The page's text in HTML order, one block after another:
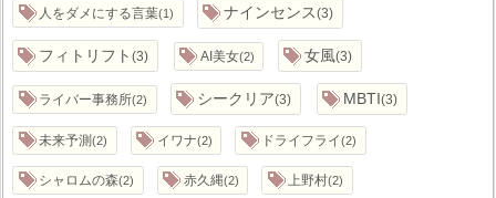
人をダメにする言葉 1 ナインセンス 3
フィトリフト 3 AI美女 2 女風 3
ライバー事務所 2 シークリア 3 MBTI 3
未来予測 2 イワナ 2 ドライフライ 2
シャロムの森 2 赤久縄 2 上野村 2